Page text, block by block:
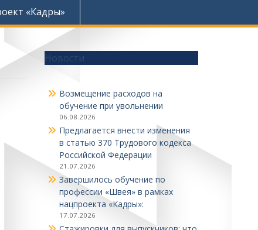
«Кадры»
Новости
Возмещение расходов на
обучение при увольнении
06.08.2026
Предлагается внести изменения
в статью 370 Трудового кодекса
Российской Федерации
21.07.2026
Завершилось обучение по
профессии «Швея» в рамках
нацпроекта «Кадры»:
17.07.2026